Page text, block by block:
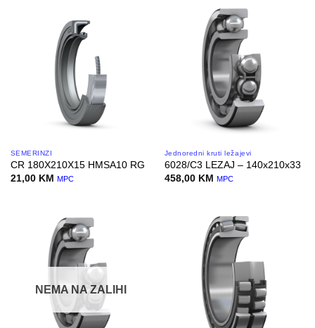
SEMERINZI
CR 180X210X15 HMSA10 RG
21,00 KM MPC
Jednoredni kruti ležajevi
6028/C3 LEZAJ – 140x210x33
458,00 KM MPC
NEMA NA ZALIHI